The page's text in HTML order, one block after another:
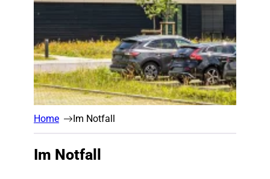
Home Im Notfall
Im Notfall